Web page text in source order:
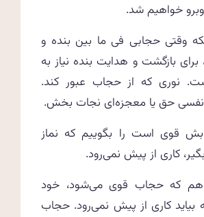
خواهیم شد.
وقتی حجابی فی ما بین بنده و
بازگشت و هدایت بنده نیاز به
نوری که از حجاب عبور کند.
حق یا معجزه‌ای نجات بخش.
قوی است را بگوییم که نماز
کاری از پیش نمی‌رود.
هم که حجاب قوی می‌شود، خود
بیاید کاری از پیش نمی‌رود. حجاب